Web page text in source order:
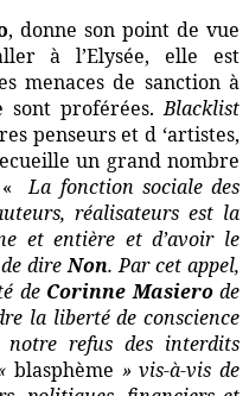
, donne son point de vue
à l’Elysée, elle est
menaces de sanction à
sont proférées.Blacklist
penseurs et d ‘artistes,
un grand nombre
«La fonction sociale des
réalisateurs est la
et entière et d’avoir le
direNon. Par cet appel,
de Corinne Masierode
la liberté de conscience
refus des interdits
blasphème » vis-à-vis de